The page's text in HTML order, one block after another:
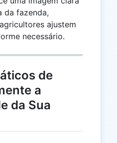
da fazenda,
ajustem
necessário.
de
a
da Sua